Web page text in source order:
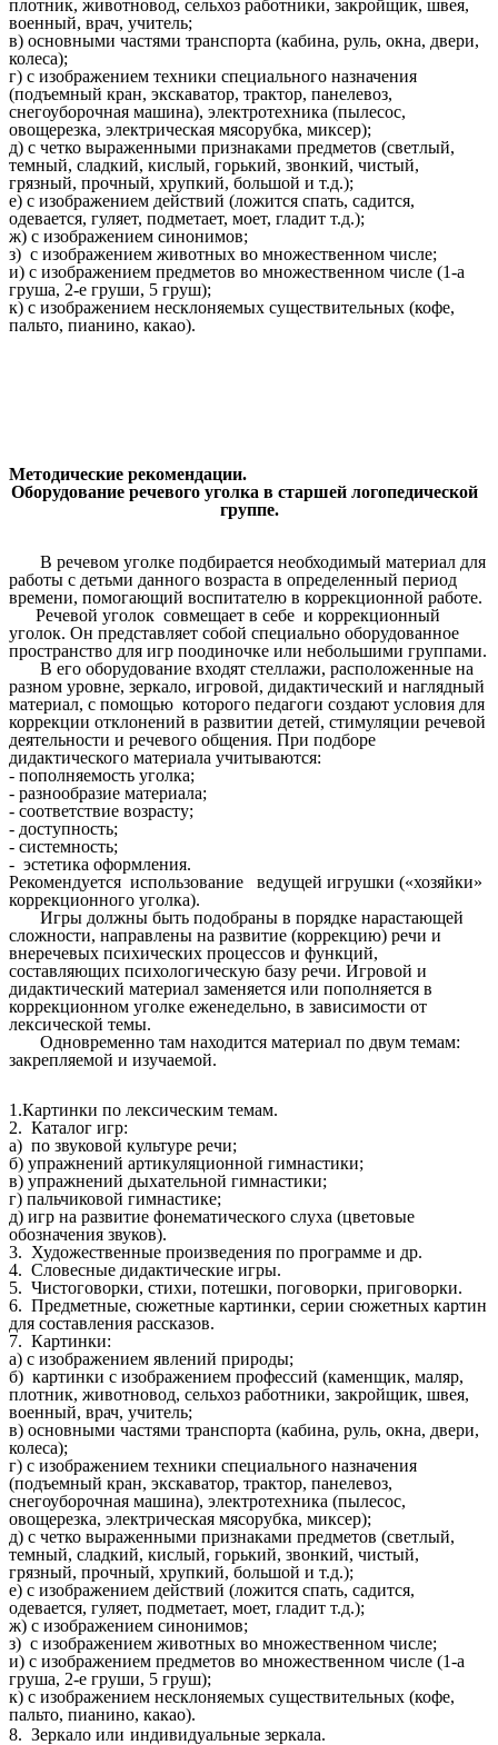
плотник, животновод, сельхоз работники, закройщик, швея,
военный, врач, учитель;
в) основными частями транспорта (кабина, руль, окна, двери,
колеса);
г) с изображением техники специального назначения
(подъемный кран, экскаватор, трактор, панелевоз,
снегоуборочная машина), электротехника (пылесос,
овощерезка, электрическая мясорубка, миксер);
д) с четко выраженными признаками предметов (светлый,
темный, сладкий, кислый, горький, звонкий, чистый,
грязный, прочный, хрупкий, большой и т.д.);
е) с изображением действий (ложится спать, садится,
одевается, гуляет, подметает, моет, гладит т.д.);
ж) с изображением синонимов;
з) с изображением животных во множественном числе;
и) с изображением предметов во множественном числе (1-а
груша, 2-е груши, 5 груш);
к) с изображением несклоняемых существительных (кофе,
пальто, пианино, какао).
Методические рекомендации.
Оборудование речевого уголка в старшей логопедической
группе.
В речевом уголке подбирается необходимый материал для
работы с детьми данного возраста в определенный период
времени, помогающий воспитателю в коррекционной работе.
Речевой уголок совмещает в себе и коррекционный
уголок. Он представляет собой специально оборудованное
пространство для игр поодиночке или небольшими группами.
В его оборудование входят стеллажи, расположенные на
разном уровне, зеркало, игровой, дидактический и наглядный
материал, с помощью которого педагоги создают условия для
коррекции отклонений в развитии детей, стимуляции речевой
деятельности и речевого общения. При подборе
дидактического материала учитываются:
- пополняемость уголка;
- разнообразие материала;
- соответствие возрасту;
- доступность;
- системность;
- эстетика оформления.
Рекомендуется использование ведущей игрушки («хозяйки»
коррекционного уголка).
Игры должны быть подобраны в порядке нарастающей
сложности, направлены на развитие (коррекцию) речи и
внеречевых психических процессов и функций,
составляющих психологическую базу речи. Игровой и
дидактический материал заменяется или пополняется в
коррекционном уголке еженедельно, в зависимости от
лексической темы.
Одновременно там находится материал по двум темам:
закрепляемой и изучаемой.
1.Картинки по лексическим темам.
2. Каталог игр:
а) по звуковой культуре речи;
б) упражнений артикуляционной гимнастики;
в) упражнений дыхательной гимнастики;
г) пальчиковой гимнастике;
д) игр на развитие фонематического слуха (цветовые
обозначения звуков).
3. Художественные произведения по программе и др.
4. Словесные дидактические игры.
5. Чистоговорки, стихи, потешки, поговорки, приговорки.
6. Предметные, сюжетные картинки, серии сюжетных картин
для составления рассказов.
7. Картинки:
а) с изображением явлений природы;
б) картинки с изображением профессий (каменщик, маляр,
плотник, животновод, сельхоз работники, закройщик, швея,
военный, врач, учитель;
в) основными частями транспорта (кабина, руль, окна, двери,
колеса);
г) с изображением техники специального назначения
(подъемный кран, экскаватор, трактор, панелевоз,
снегоуборочная машина), электротехника (пылесос,
овощерезка, электрическая мясорубка, миксер);
д) с четко выраженными признаками предметов (светлый,
темный, сладкий, кислый, горький, звонкий, чистый,
грязный, прочный, хрупкий, большой и т.д.);
е) с изображением действий (ложится спать, садится,
одевается, гуляет, подметает, моет, гладит т.д.);
ж) с изображением синонимов;
з) с изображением животных во множественном числе;
и) с изображением предметов во множественном числе (1-а
груша, 2-е груши, 5 груш);
к) с изображением несклоняемых существительных (кофе,
пальто, пианино, какао).
8. Зеркало или индивидуальные зеркала.